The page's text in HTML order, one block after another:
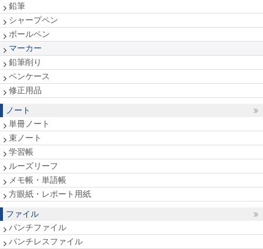
鉛筆
シャープペン
ボールペン
マーカー
鉛筆削り
ペンケース
修正用品
ノート
単冊ノート
束ノート
学習帳
ルーズリーフ
メモ帳・単語帳
方眼紙・レポート用紙
ファイル
パンチファイル
パンチレスファイル